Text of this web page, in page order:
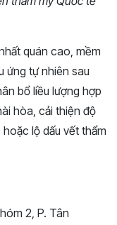
quán cao, mềm
ứng tự nhiên sau
bổ liều lượng hợp
hòa, cải thiện độ
lộ dấu vết thẩm
2, P. Tân